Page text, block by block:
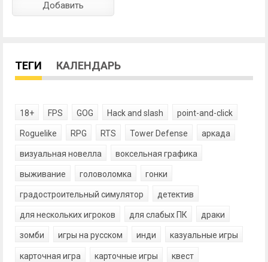
ТЕГИ КАЛЕНДАРЬ
18+ FPS GOG Hack and slash point-and-click
Roguelike RPG RTS Tower Defense аркада
визуальная новелла воксельная графика
выживание головоломка гонки
градостроительный симулятор детектив
для нескольких игроков для слабых ПК драки
зомби игры на русском инди казуальные игры
карточная игра карточные игры квест